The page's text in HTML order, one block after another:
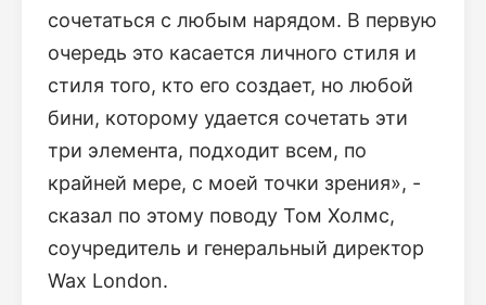
сочетаться с любым нарядом. В первую
очередь это касается личного стиля и
стиля того, кто его создает, но любой
бини, которому удается сочетать эти
три элемента, подходит всем, по
крайней мере, с моей точки зрения», -
сказал по этому поводу Том Холмс,
соучредитель и генеральный директор
Wax London.